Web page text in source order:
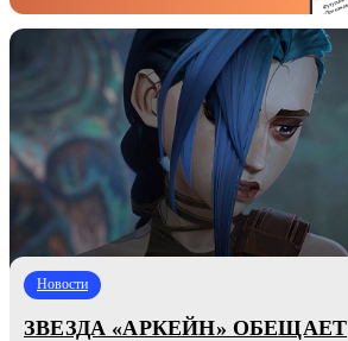
Новости
ЗВЕЗДА «АРКЕЙН» ОБЕЩАЕТ